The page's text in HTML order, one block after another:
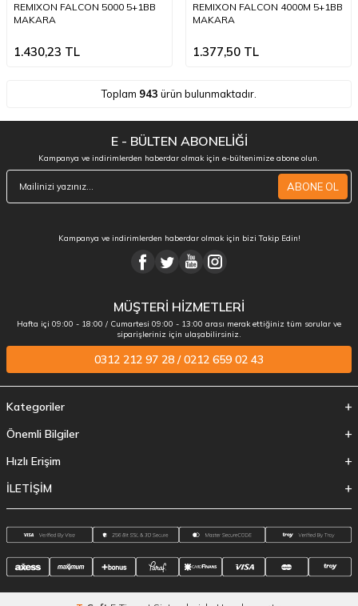
REMIXON FALCON 5000 5+1BB
MAKARA
1.430,23 TL
REMIXON FALCON 4000M 5+1BB
MAKARA
1.377,50 TL
Toplam 943 ürün bulunmaktadır.
E - BÜLTEN ABONELİĞİ
Kampanya ve indirimlerden haberdar olmak için e-bültenimize abone olun.
ABONE OL
Kampanya ve indirimlerden haberdar olmak için bizi Takip Edin!
MÜŞTERİ HİZMETLERİ
Hafta içi 09:00 - 18:00 / Cumartesi 09:00 - 13:00 arası merak ettiğiniz tüm sorular ve
siparişleriniz için ulaşabilirsiniz.
0312 212 97 28 / 0212 659 02 43
Kategoriler
Önemli Bilgiler
Hızlı Erişim
İLETİŞİM